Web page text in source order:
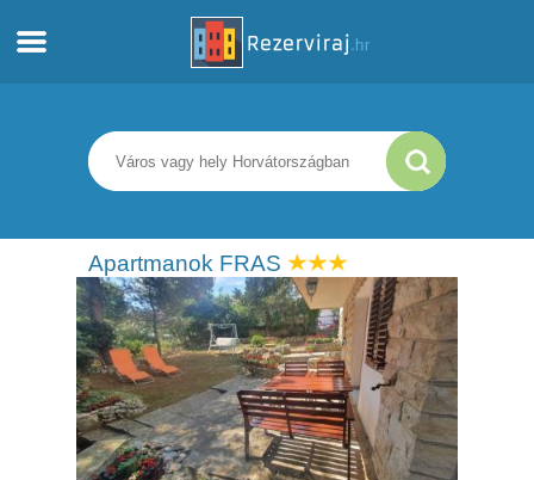
Apartmanok
Turista információ
Strandok
webcams
Ismerkedjen meg Horvátországgal
Apartmanok FRAS